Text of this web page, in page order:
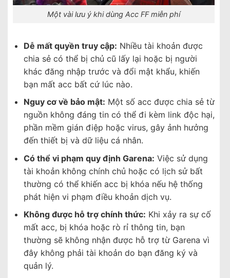
Một vài lưu ý khi dùng Acc FF miễn phí
Dễ mất quyền truy cập: Nhiều tài khoản được
chia sẻ có thể bị chủ cũ lấy lại hoặc bị người
khác đăng nhập trước và đổi mật khẩu, khiến
bạn mất acc bất cứ lúc nào.
Nguy cơ về bảo mật: Một số acc được chia sẻ từ
nguồn không đáng tin có thể đi kèm link độc hại,
phần mềm gián điệp hoặc virus, gây ảnh hưởng
đến thiết bị và dữ liệu cá nhân.
Có thể vi phạm quy định Garena: Việc sử dụng
tài khoản không chính chủ hoặc có lịch sử bất
thường có thể khiến acc bị khóa nếu hệ thống
phát hiện vi phạm điều khoản dịch vụ.
Không được hỗ trợ chính thức: Khi xảy ra sự cố
mất acc, bị khóa hoặc rò rỉ thông tin, bạn
thường sẽ không nhận được hỗ trợ từ Garena vì
đây không phải tài khoản do bạn đăng ký và
quản lý.